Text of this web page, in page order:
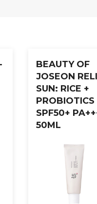
BEAUTY OF
JOSEON
SUN: RICE +
PROBIOTICS
SPF50+
50ML